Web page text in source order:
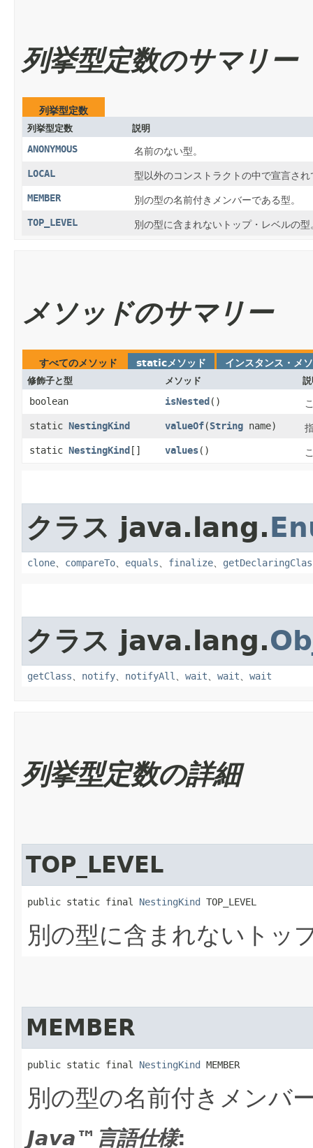
列挙型定数のサマリー
列挙型定数
列挙型定数 説明
ANONYMOUS 名前のない型。
LOCAL 型以外のコンストラクトの中で宣言さ
MEMBER 別の型の名前付きメンバーである型。
TOP_LEVEL 別の型に含まれないトップ・レベルの型
メソッドのサマリー
すべてのメソッド staticメソッド インスタンス・メ
修飾子と型 メソッド
boolean isNested ()
static NestingKind valueOf​(String name)
static NestingKind [] values()
クラス java.lang.
clone、 compareTo、 equals、 finalize、
クラス java.lang.
getClass、 notify、 notifyAll、 wait、 wait、 wait
列挙型定数の詳細
TOP_LEVEL
public static final NestingKind TOP_LEVEL
別の型に含まれないトッ
MEMBER
public static final NestingKind MEMBER
別の型の名前付きメンバ
Java™言語仕様: